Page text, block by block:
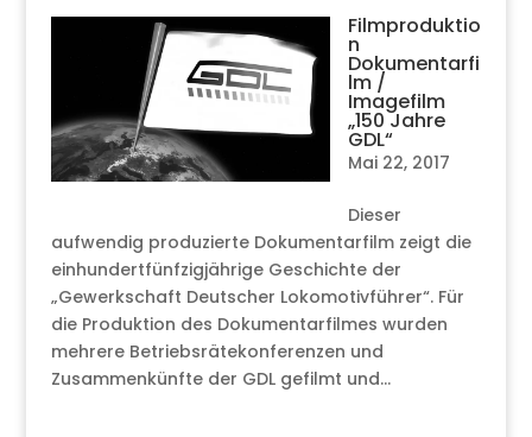
Filmproduktio
n
Dokumentarfi
lm /
Imagefilm
„150 Jahre
GDL“
Mai 22, 2017
Dieser
aufwendig produzierte Dokumentarfilm zeigt die
einhundertfünfzigjährige Geschichte der
„Gewerkschaft Deutscher Lokomotivführer“. Für
die Produktion des Dokumentarfilmes wurden
mehrere Betriebsrätekonferenzen und
Zusammenkünfte der GDL gefilmt und...